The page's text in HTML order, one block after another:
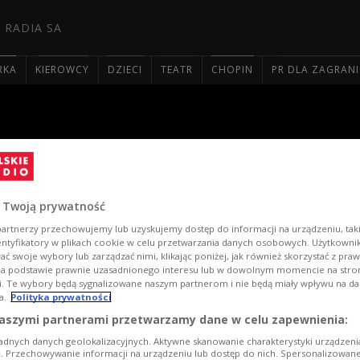
RADIA SA
KIEROWCY DZIECI TEATR CHOPIN PR DLA
i muzyka dawnych Karpat
Twoją prywatność
przechowujemy lub uzyskujemy dostęp do informacji na urządzeniu,
w plikach cookie w celu przetwarzania danych osobowych.
swoje wybory lub zarządzać nimi, klikając poniżej, jak również skorzystać z
podstawie prawnie uzasadnionego interesu lub w dowolnym momencie na
Te wybory będą sygnalizowane naszym partnerom i nie będą miały wpływu na
Polityka prywatności
partnerami przetwarzamy dane w celu zapewnienia:
danych geolokalizacyjnych. Aktywne skanowanie charakterystyki
Przechowywanie informacji na urządzeniu lub dostęp do nich.